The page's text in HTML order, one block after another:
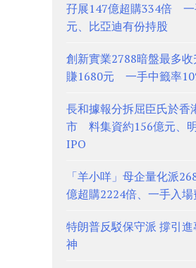
孖展147億超購334倍 一
元、比亞迪有份持股
創新實業2788暗盤最多
賺1680元 一手中籤率
長和據報分拆屈臣氏於香
市 料集資約156億元、
IPO
「羊小咩」母企量化派
億超購2224倍、一手入
特朗普反駁保守派 撐引
神